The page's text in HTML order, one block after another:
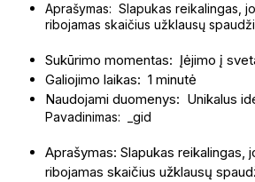
Aprašymas: Slapukas reikalingas,
ribojamas skaičius užklausų
Sukūrimo momentas: Įėjimo į
Galiojimo laikas: 1 minutė
Naudojami duomenys: Unikalus
Pavadinimas: _gid
Aprašymas: Slapukas reikalingas,
ribojamas skaičius užklausų